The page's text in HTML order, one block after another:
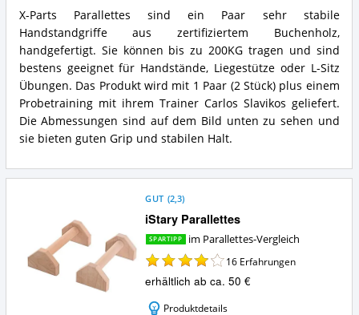
X-
Parts
Parallettes
Zusammenfassung:
Was
bietet
Parallettes?
X-Parts Parallettes sind ein Paar sehr stabile
Handstandgriffe aus zertifiziertem Buchenholz,
handgefertigt. Sie können bis zu 200KG tragen und sind
bestens geeignet für Handstände, Liegestütze oder L-Sitz
Übungen. Das Produkt wird mit 1 Paar (2 Stück) plus einem
Probetraining mit ihrem Trainer Carlos Slavikos geliefert.
Die Abmessungen sind auf dem Bild unten zu sehen und
sie bieten guten Grip und stabilen Halt.
Was
spricht
für
Parallettes?
iStary Parallettes
GUT (2,3)
SPARTIPP im Parallettes-Vergleich
16 Erfahrungen
erhältlich ab ca. 50 €
Produktdetails